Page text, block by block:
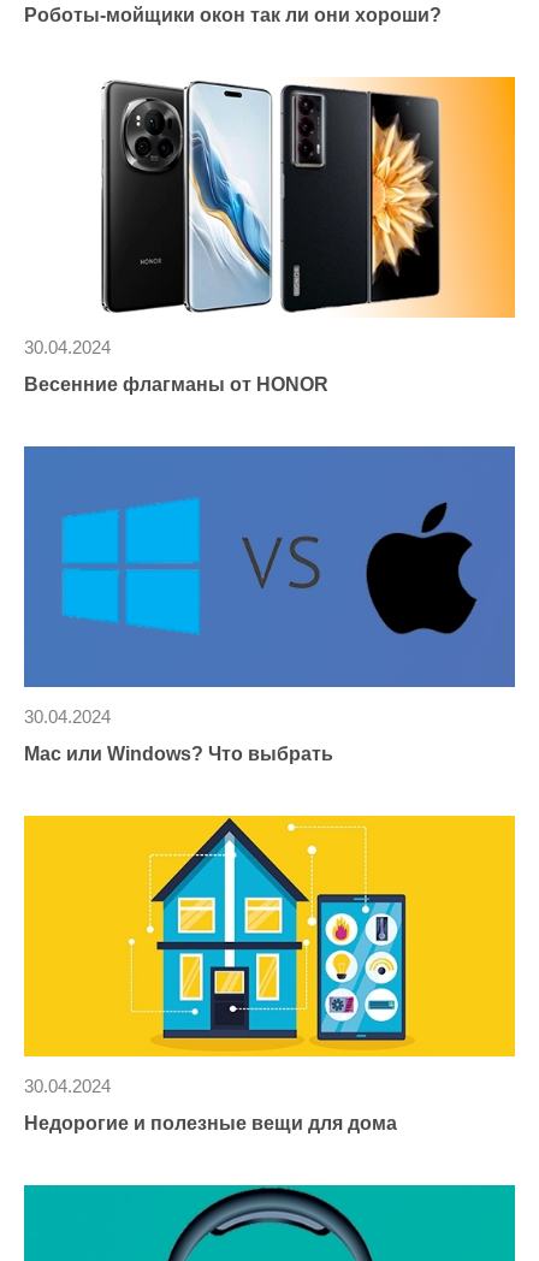
Роботы-мойщики окон так ли они хороши?
Весенние флагманы от HONOR
30.04.2024
Mac или Windows? Что выбрать
30.04.2024
Недорогие и полезные вещи для дома
30.04.2024